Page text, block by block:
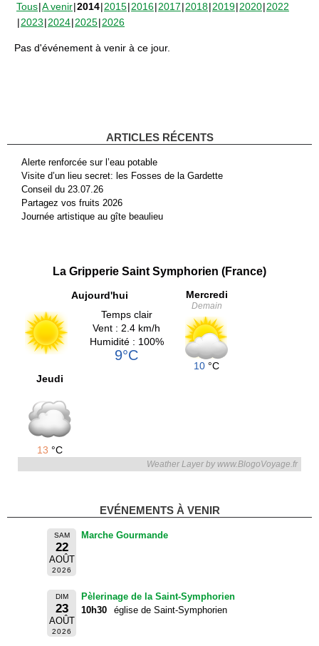
Tous A venir 2014 2015 2016 2017 2018 2019 2020 2022
2023 2024 2025 2026
Pas d'événement à venir à ce jour.
ARTICLES RÉCENTS
Alerte renforcée sur l’eau potable
Visite d’un lieu secret: les Fosses de la Gardette
Conseil du 23.07.26
Partagez vos fruits 2026
Journée artistique au gîte beaulieu
La Gripperie Saint Symphorien (France)
Aujourd'hui
Temps clair
Vent : 2.4 km/h
Humidité : 100%
9°C
Mercredi
Demain
10 °C
Jeudi
13 °C
Weather Layer by www.BlogoVoyage.fr
EVÉNEMENTS À VENIR
SAM
22
AOÛT
2026
Marche Gourmande
DIM
23
AOÛT
2026
Pèlerinage de la Saint-Symphorien
10h30
église de Saint-Symphorien